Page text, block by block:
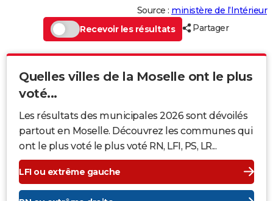
Source : ministère de l’Intérieur
Recevoir les résultats
Partager
Quelles villes de la Moselle ont le plus
voté...
Les résultats des municipales 2026 sont dévoilés
partout en Moselle. Découvrez les communes qui
ont le plus voté le plus voté RN, LFI, PS, LR...
LFI ou extrême gauche